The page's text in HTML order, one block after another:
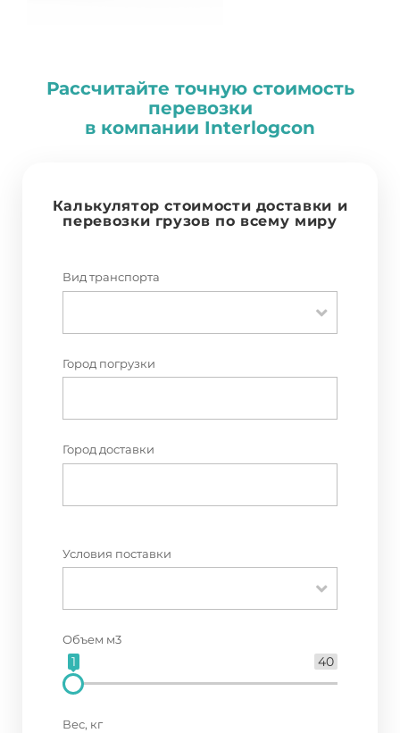
Рассчитайте точную стоимость
перевозки
в компании Interlogcon
Калькулятор стоимости доставки и
перевозки грузов по всему миру
Вид транспорта
Город погрузки
Город доставки
Условия поставки
Объем м3
40
1
Вес, кг